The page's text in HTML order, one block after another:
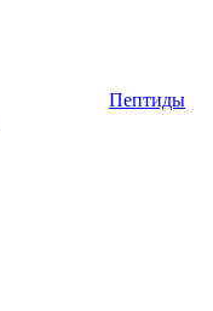
Пептиды